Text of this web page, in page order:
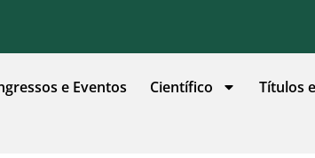
e Eventos Científico Títulos